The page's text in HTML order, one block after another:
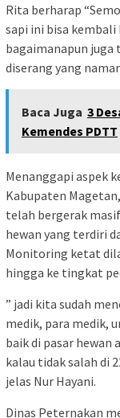
Rita berharap
sapi ini bisa kembali
bagaimanapun juga
diserang yang
Baca Juga 3
Kemendes PDTT
Menanggapi aspek
Kabupaten
telah bergerak
hewan yang terdiri
Monitoring ketat
hingga ke tingkat
” jadi kita sudah
medik, para medik,
baik di pasar
kalau tidak salah di
jelas Nur Hayani.
Dinas Peternakan